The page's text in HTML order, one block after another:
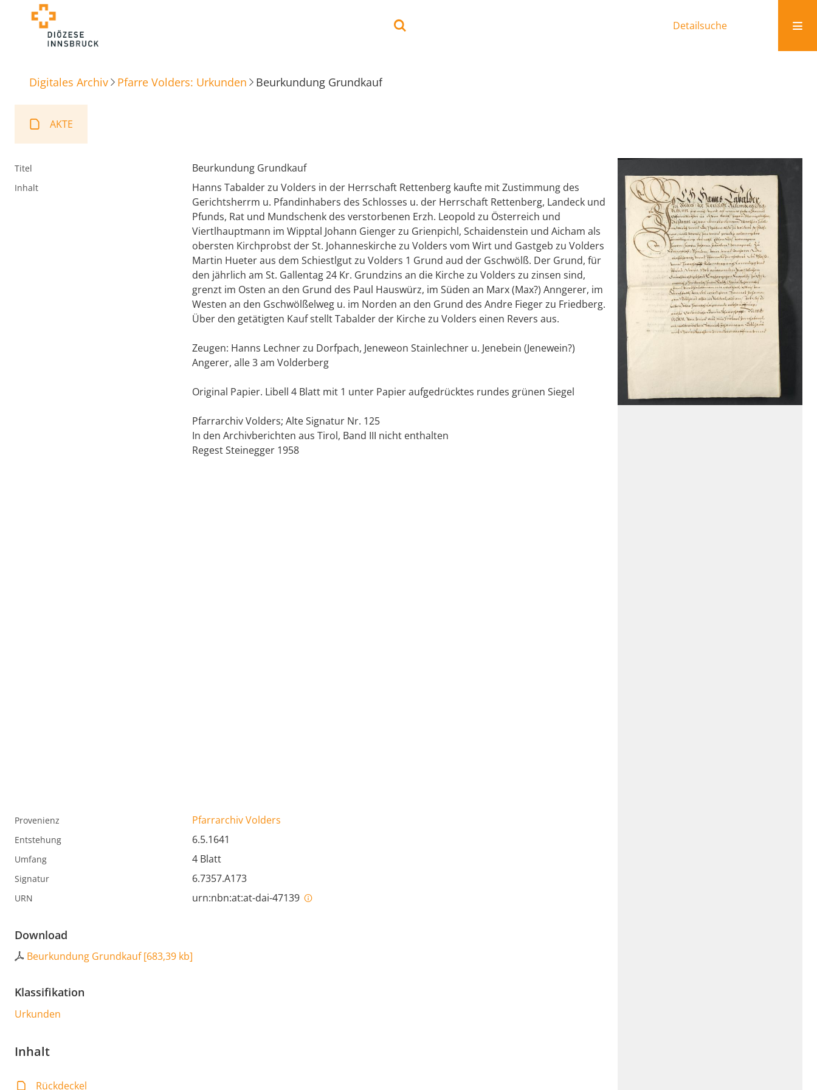
Detailsuche
Digitales Archiv Pfarre Volders: Urkunden Beurkundung Grundkauf
AKTE
Titel Beurkundung Grundkauf
Inhalt
Hanns Tabalder zu Volders in der Herrschaft Rettenberg kaufte mit Zustimmung des
Gerichtsherrm u. Pfandinhabers des Schlosses u. der Herrschaft Rettenberg, Landeck und
Pfunds, Rat und Mundschenk des verstorbenen Erzh. Leopold zu Österreich und
Viertlhauptmann im Wipptal Johann Gienger zu Grienpichl, Schaidenstein und Aicham als
obersten Kirchprobst der St. Johanneskirche zu Volders vom Wirt und Gastgeb zu Volders
Martin Hueter aus dem Schiestlgut zu Volders 1 Grund aud der Gschwölß. Der Grund, für
den jährlich am St. Gallentag 24 Kr. Grundzins an die Kirche zu Volders zu zinsen sind,
grenzt im Osten an den Grund des Paul Hauswürz, im Süden an Marx (Max?) Anngerer, im
Westen an den Gschwölßelweg u. im Norden an den Grund des Andre Fieger zu Friedberg.
Über den getätigten Kauf stellt Tabalder der Kirche zu Volders einen Revers aus.
Zeugen: Hanns Lechner zu Dorfpach, Jeneweon Stainlechner u. Jenebein (Jenewein?)
Angerer, alle 3 am Volderberg
Original Papier. Libell 4 Blatt mit 1 unter Papier aufgedrücktes rundes grünen Siegel
Pfarrarchiv Volders; Alte Signatur Nr. 125
In den Archivberichten aus Tirol, Band III nicht enthalten
Regest Steinegger 1958
Provenienz Pfarrarchiv Volders
Entstehung 6.5.1641
Umfang 4 Blatt
Signatur 6.7357.A173
URN urn:nbn:at:at-dai-47139
Download
Beurkundung Grundkauf[683,39 kb]
Klassifikation
Urkunden
Inhalt
Rückdeckel